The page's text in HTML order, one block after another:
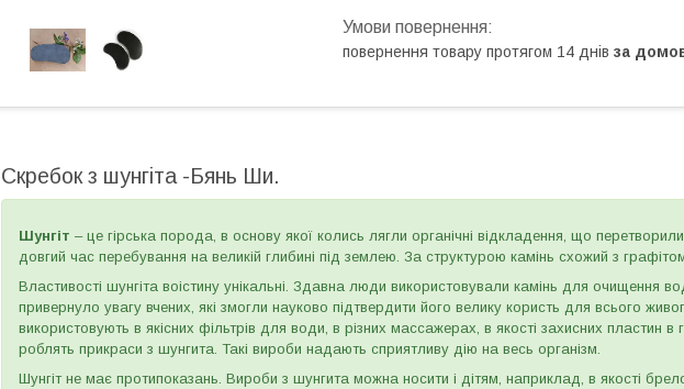
повернення товару протягом 14 днів за
Скребок з шунгіта -Бянь Ши.
Шунгіт – це гірська порода, в основу якої колись лягли органічні відкладення, що
довгий час перебування на великій глибині під землею. За структурою камінь схожий з
Властивості шунгіта воістину унікальні. Здавна люди використовували камінь для очищення
привернуло увагу вчених, які змогли науково підтвердити його велику користь для всього
використовують в якісних фільтрів для води, в різних массажерах, в якості захисних пластин
роблять прикраси з шунгита. Такі вироби надають сприятливу дію на весь організм.
Шунгіт не має протипоказань. Вироби з шунгита можна носити і дітям, наприклад, в якості